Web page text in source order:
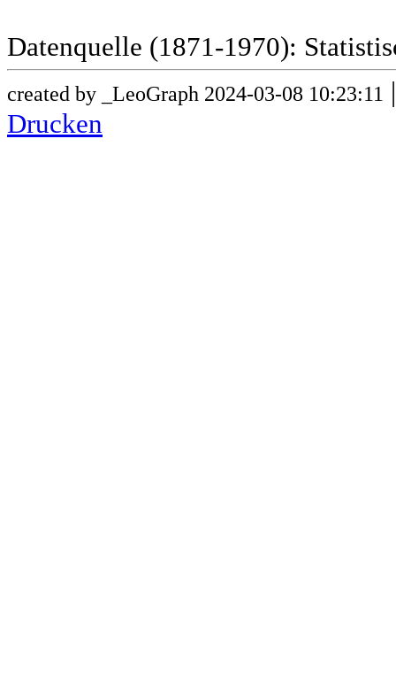
Datenquelle (1871-1970):
created by _LeoGraph 2024-03-08 10:23:11
Drucken